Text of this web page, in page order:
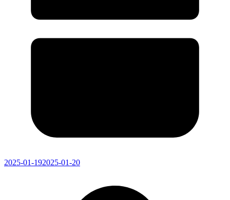
2025-01-192025-01-20